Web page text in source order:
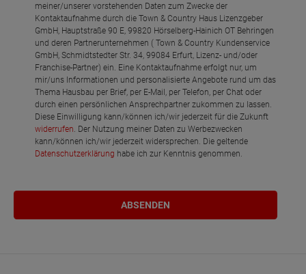
meiner/unserer vorstehenden Daten zum Zwecke der
Kontaktaufnahme durch die Town & Country Haus Lizenzgeber
GmbH, Hauptstraße 90 E, 99820 Hörselberg-Hainich OT Behringen
und deren Partnerunternehmen ( Town & Country Kundenservice
GmbH, Schmidtstedter Str. 34, 99084 Erfurt, Lizenz- und/oder
Franchise-Partner) ein. Eine Kontaktaufnahme erfolgt nur, um
mir/uns Informationen und personalisierte Angebote rund um das
Thema Hausbau per Brief, per E-Mail, per Telefon, per Chat oder
durch einen persönlichen Ansprechpartner zukommen zu lassen.
Diese Einwilligung kann/können ich/wir jederzeit für die Zukunft
widerrufen . Der Nutzung meiner Daten zu Werbezwecken
kann/können ich/wir jederzeit widersprechen. Die geltende
Datenschutzerklärung habe ich zur Kenntnis genommen.